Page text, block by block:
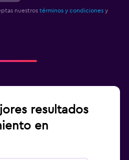
nuestros términos y condiciones y
resultados
en